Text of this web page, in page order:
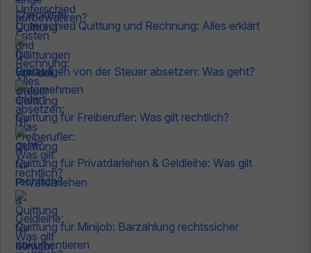
Unterschied Quittung und Rechnung: Alles erklärt
Quittungen von der Steuer absetzen: Was geht?
Quittung für Freiberufler: Was gilt rechtlich?
Quittung für Privatdarlehen & Geldleihe: Was gilt
rechtlich?
Quittung für Minijob: Barzahlung rechtssicher
dokumentieren